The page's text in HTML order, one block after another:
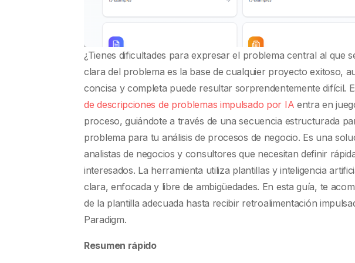
¿Tienes dificultades para expresar el problema central al que
clara del problema es la base de cualquier proyecto exitoso,
concisa y completa puede resultar sorprendentemente difícil.
de descripciones de problemas impulsado por IA entra en
proceso, guiándote a través de una secuencia estructurada
problema para tu análisis de procesos de negocio. Es una
analistas de negocios y consultores que necesitan definir
interesados. La herramienta utiliza plantillas y inteligencia
clara, enfocada y libre de ambigüedades. En esta guía, te
de la plantilla adecuada hasta recibir retroalimentación
Paradigm.
Resumen rápido